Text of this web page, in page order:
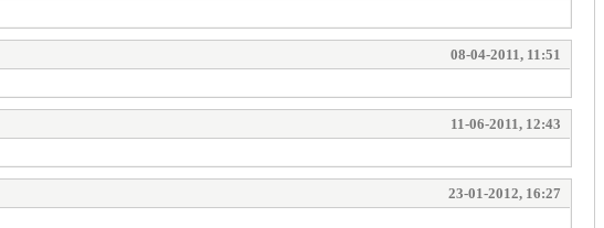
08-04-2011, 11:51
11-06-2011, 12:43
23-01-2012, 16:27